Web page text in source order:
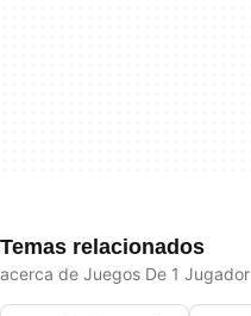
Temas relacionados
acerca de Juegos De 1 Jugador